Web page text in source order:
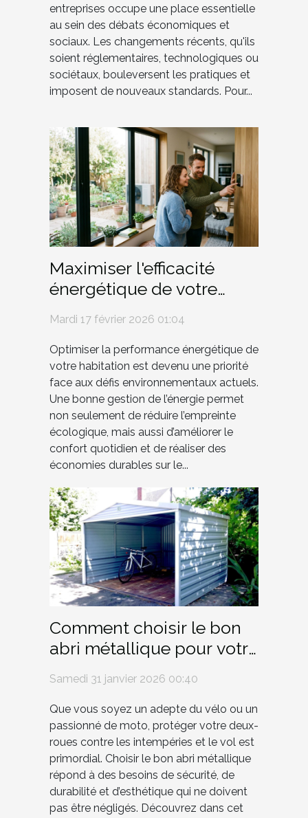
entreprises occupe une place essentielle
au sein des débats économiques et
sociaux. Les changements récents, qu'ils
soient réglementaires, technologiques ou
sociétaux, bouleversent les pratiques et
imposent de nouveaux standards. Pour...
Maximiser l'efficacité
énergétique de votre
durable
Mardi 17 février 2026 01:04
Optimiser la performance énergétique de
votre habitation est devenu une priorité
face aux défis environnementaux actuels.
Une bonne gestion de l’énergie permet
non seulement de réduire l’empreinte
écologique, mais aussi d’améliorer le
confort quotidien et de réaliser des
économies durables sur le...
Comment choisir le bon
abri métallique pour votre
vélo ou moto ?
Samedi 31 janvier 2026 00:40
Que vous soyez un adepte du vélo ou un
passionné de moto, protéger votre deux-
roues contre les intempéries et le vol est
primordial. Choisir le bon abri métallique
répond à des besoins de sécurité, de
durabilité et d’esthétique qui ne doivent
pas être négligés. Découvrez dans cet